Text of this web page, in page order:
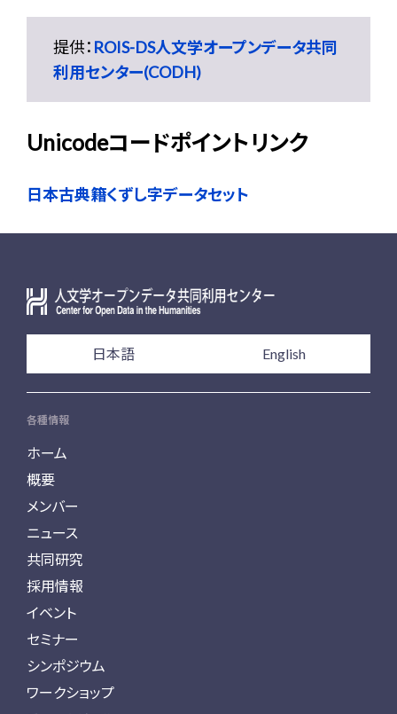
提供： ROIS-DS人文学オープンデータ共同
利用センター(CODH)
Unicodeコードポイントリンク
日本古典籍くずし字データセット
日本語 English
各種情報
ホーム
概要
メンバー
ニュース
共同研究
採用情報
イベント
セミナー
シンポジウム
ワークショップ